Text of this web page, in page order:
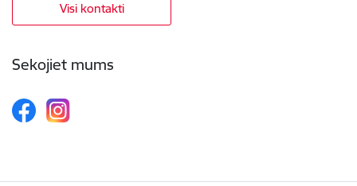
Visi kontakti
Sekojiet mums